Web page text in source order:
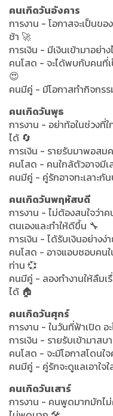
คนเกิดวันอังคาร
การงาน - โอกาสจะเป็นข
ช้า 🚀
การเงิน - มีเงินเข้ามาอย่
คนโสด - จะได้พบกับคนที่
😍
คนมีคู่ - มีโอกาสทำกิจกร
คนเกิดวันพุธ
การงาน - อย่าท้อในช่วงที่
ได้ 🔄
การเงิน - รายรับมาพอส
คนโสด - คนใกล้ตัวอาจมี
คนมีคู่ - คู่รักอาจทะเลาะกั
คนเกิดวันพฤหัสบดี
การงาน - ไม่ต้องสนใจว่
ตนเองและทำให้ดีขึ้น 🔧
การเงิน - ได้รับเงินอย่างง่
คนโสด - อาจแอบชอบคน
ท่าน 💞
คนมีคู่ - ลองทำงานให้ลืมเ
ได้ 🏠
คนเกิดวันศุกร์
การงาน - ในวันที่ฟ้าเปิด อ
การเงิน - รายรับเข้ามาส
คนโสด - จะมีโอกาสโดนใ
คนมีคู่ - คู่รักจะดูแลเอาใจ
คนเกิดวันเสาร์
การงาน - คนพูดมากมักไ